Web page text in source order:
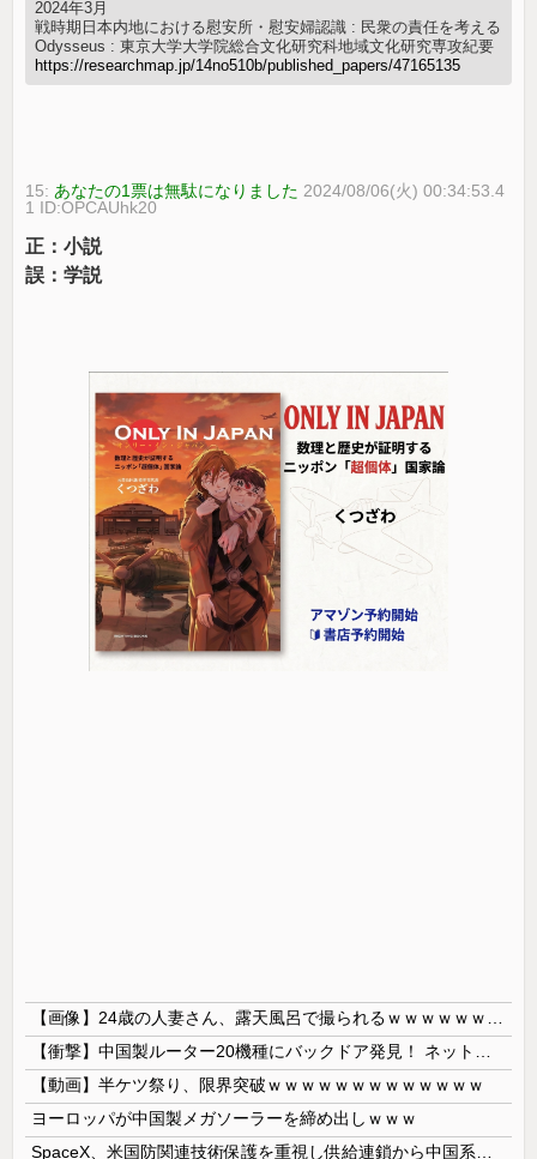
2024年3月
戦時期日本内地における慰安所・慰安婦認識 : 民衆の責任を考える
Odysseus : 東京大学大学院総合文化研究科地域文化研究専攻紀要
https://researchmap.jp/14no510b/published_papers/47165135
15:あなたの1票は無駄になりました 2024/08/06(火) 00:34:53.4
1 ID:OPCAUhk20
正：小説
誤：学説
【動画】半ケツ祭り、限界突破ｗｗｗｗｗｗｗｗｗｗｗｗｗ
ヨーロッパが中国製メガソーラーを締め出しｗｗｗ